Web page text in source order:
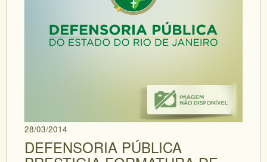
28/03/2014
DEFENSORIA PÚBLICA